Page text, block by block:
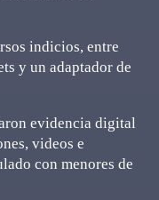
indicios, entre
y un adaptador de
evidencia digital
videos e
con menores de